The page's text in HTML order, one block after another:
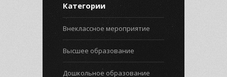
Категории
Внеклассное мероприятие
Высшее образование
Дошкольное образование